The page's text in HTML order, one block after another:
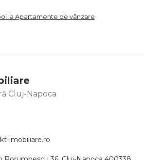
la Apartamente de vânzare
Cluj-Napoca
imobiliare.ro